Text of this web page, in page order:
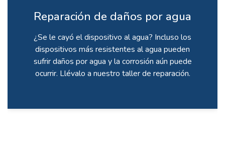
Reparación de daños por agua
¿Se le cayó el dispositivo al agua? Incluso los
dispositivos más resistentes al agua pueden
sufrir daños por agua y la corrosión aún puede
ocurrir. Llévalo a nuestro taller de reparación.